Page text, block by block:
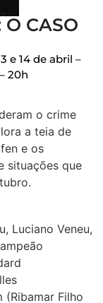
O CASO
e 14 de abril –
20h
o crime
a teia de
e os
situações que
Luciano Veneu,
(Ribamar Filho